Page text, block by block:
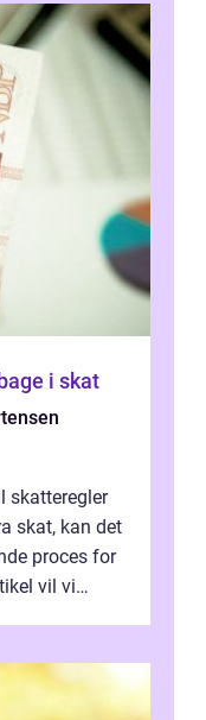
i skat
skatteregler
skat, kan det
proces for
vil vi